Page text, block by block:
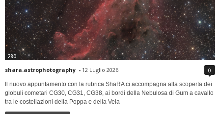
280
shara.astrophotography - 12 Luglio 2026 0
Il nuovo appuntamento con la rubrica ShaRA ci accompagna alla scoperta dei
globuli cometari CG30, CG31, CG38, ai bordi della Nebulosa di Gum a cavallo
tra le costellazioni della Poppa e della Vela